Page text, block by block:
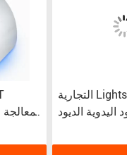
التجارية Lightsheer 808
اليدوية الديود